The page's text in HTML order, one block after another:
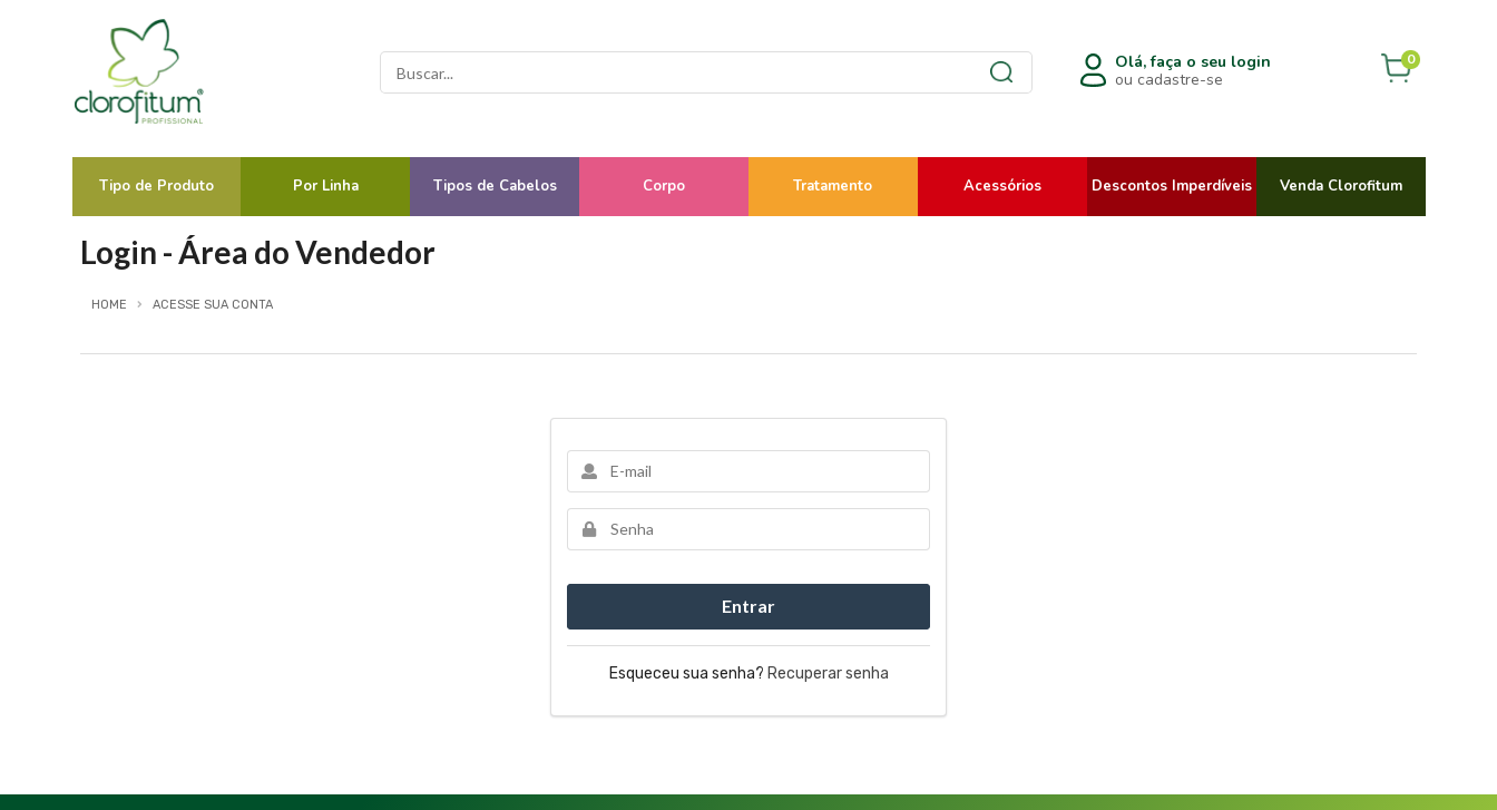
Olá, faça o seu login
ou cadastre-se
0
Tipo de Produto Por Linha Tipos de Cabelos Corpo Tratamento Acessórios Descontos Imperdíveis Venda Clorofitum
Login - Área do Vendedor
HOME ACESSE SUA CONTA
Entrar
Esqueceu sua senha? Recuperar senha